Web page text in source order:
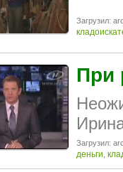
Загрузил:
При
Загрузил:
деньги,